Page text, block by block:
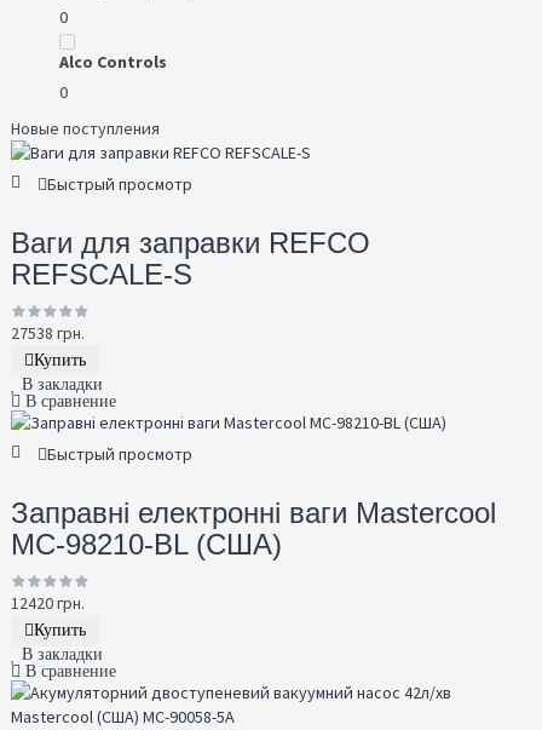
0
Alco Controls
0
Новые поступления
Быстрый просмотр
Ваги для заправки REFCO
REFSCALE-S
27538 грн.
Купить
В закладки
В сравнение
Быстрый просмотр
Заправні електронні ваги Mastercool
MC-98210-BL (США)
12420 грн.
Купить
В закладки
В сравнение